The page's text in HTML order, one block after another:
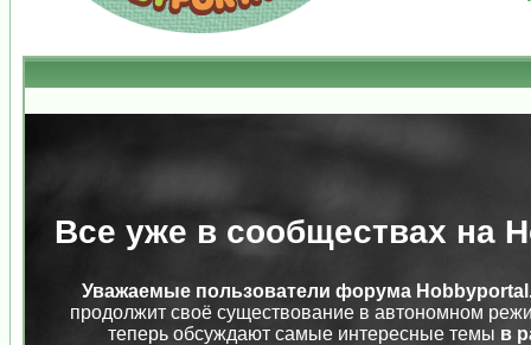
Все уже в сообществах на
Уважаемые пользователи форума
продолжит своё существование в автономном
теперь обсуждают самые интересные темы в